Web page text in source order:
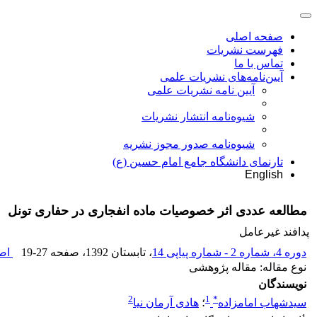
صفحه اصلی
فهرست نشریات
تماس با ما
آیین‌نامه‌های نشریات علمی
آیین نامه نشریات علمی
شیوه‌نامه انتشار نشریات
شیوهنامه صدور مجوز نشریه
تارنمای دانشگاه جامع امام حسین (ع)
English
مطالعه عددی اثر خصوصیات ماده انفجاری در حفاری تونل
پدافند غیرعامل
دوره 4، شماره 2 - شماره پیاپی 14
، تابستان 1392 ، صفحه 19-27
نوع مقاله: مقاله پژوهشی
نویسندگان
سیدشهاب امامزاده*
1؛ هادی آرمان نیا2